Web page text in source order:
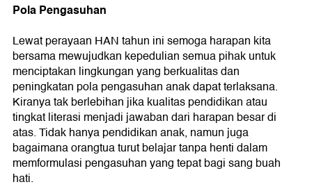
Pola Pengasuhan
Lewat perayaan HAN tahun ini semoga harapan kita
bersama mewujudkan kepedulian semua pihak untuk
menciptakan lingkungan yang berkualitas dan
peningkatan pola pengasuhan anak dapat terlaksana.
Kiranya tak berlebihan jika kualitas pendidikan atau
tingkat literasi menjadi jawaban dari harapan besar di
atas. Tidak hanya pendidikan anak, namun juga
bagaimana orangtua turut belajar tanpa henti dalam
memformulasi pengasuhan yang tepat bagi sang buah
hati.